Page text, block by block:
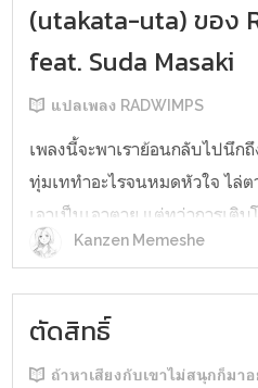
(utakata-uta) ของ
feat. Suda Masaki
แปลเพลง RADWIMPS
เพลงนี้จะพาเราย้อนกลับไปนึก
ทุ่มเททำอะไรจนหมดหัวใจ ไล่
เอาเป็นเอาตาย แต่ทว่าการเติ
ต้องเผชิญหน้ากับความจริง อา
ยิ้มออกมาไม่ได้นั้น การได้นึกถึ
กำลังใจให้เราเสมอมา อาจช่วย...
Kanzen Memeshe
ตัดสิทธิ์
ถ้าหาเสียงกับเขาไม่สนุกก็มา